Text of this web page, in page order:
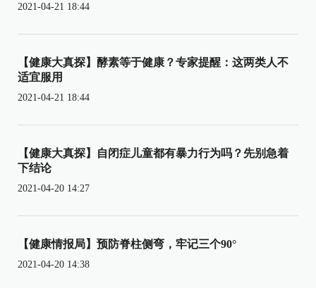
2021-04-21 18:44
【健康大真探】酵素等于健康？专家提醒：这两类人不
适宜服用
2021-04-21 18:44
【健康大真探】自闭症儿童都有暴力行为吗？先别急着
下结论
2021-04-20 14:27
【健康情报局】预防脊柱侧弯，牢记三个90°
2021-04-20 14:38